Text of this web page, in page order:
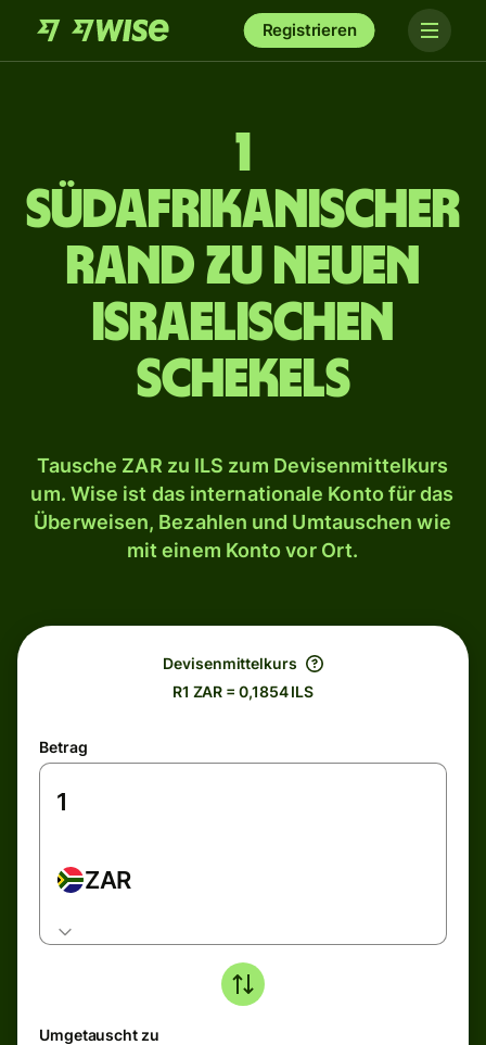
Registrieren
1
südafrikanischer
Rand zu neuen
israelischen
Schekels
Tausche ZAR zu ILS zum Devisenmittelkurs
um. Wise ist das internationale Konto für das
Überweisen, Bezahlen und Umtauschen wie
mit einem Konto vor Ort.
Devisenmittelkurs
R1 ZAR = 0,1854 ILS
Betrag
ZAR
Umgetauscht zu